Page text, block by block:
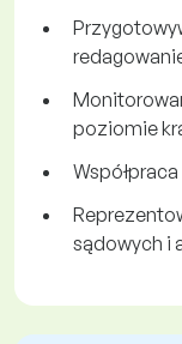
poziomie
sądowych i